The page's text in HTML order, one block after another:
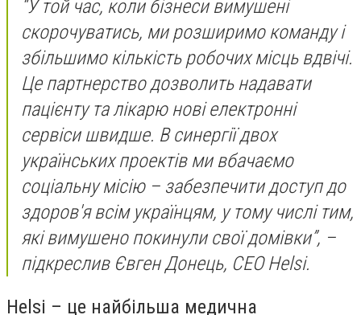
“У той час, коли бізнеси вимушені
скорочуватись, ми розширимо команду і
збільшимо кількість робочих місць вдвічі.
Це партнерство дозволить надавати
пацієнту та лікарю нові електронні
сервіси швидше. В синергії двох
українських проектів ми вбачаємо
соціальну місію – забезпечити доступ до
здоров'я всім українцям, у тому числі тим,
які вимушено покинули свої домівки”, –
підкреслив Євген Донець, CEO Helsі.
Helsi – це найбільша медична